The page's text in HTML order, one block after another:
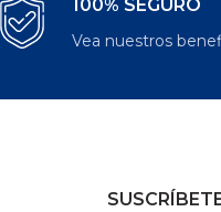
100% SEGURO
Vea nuestros